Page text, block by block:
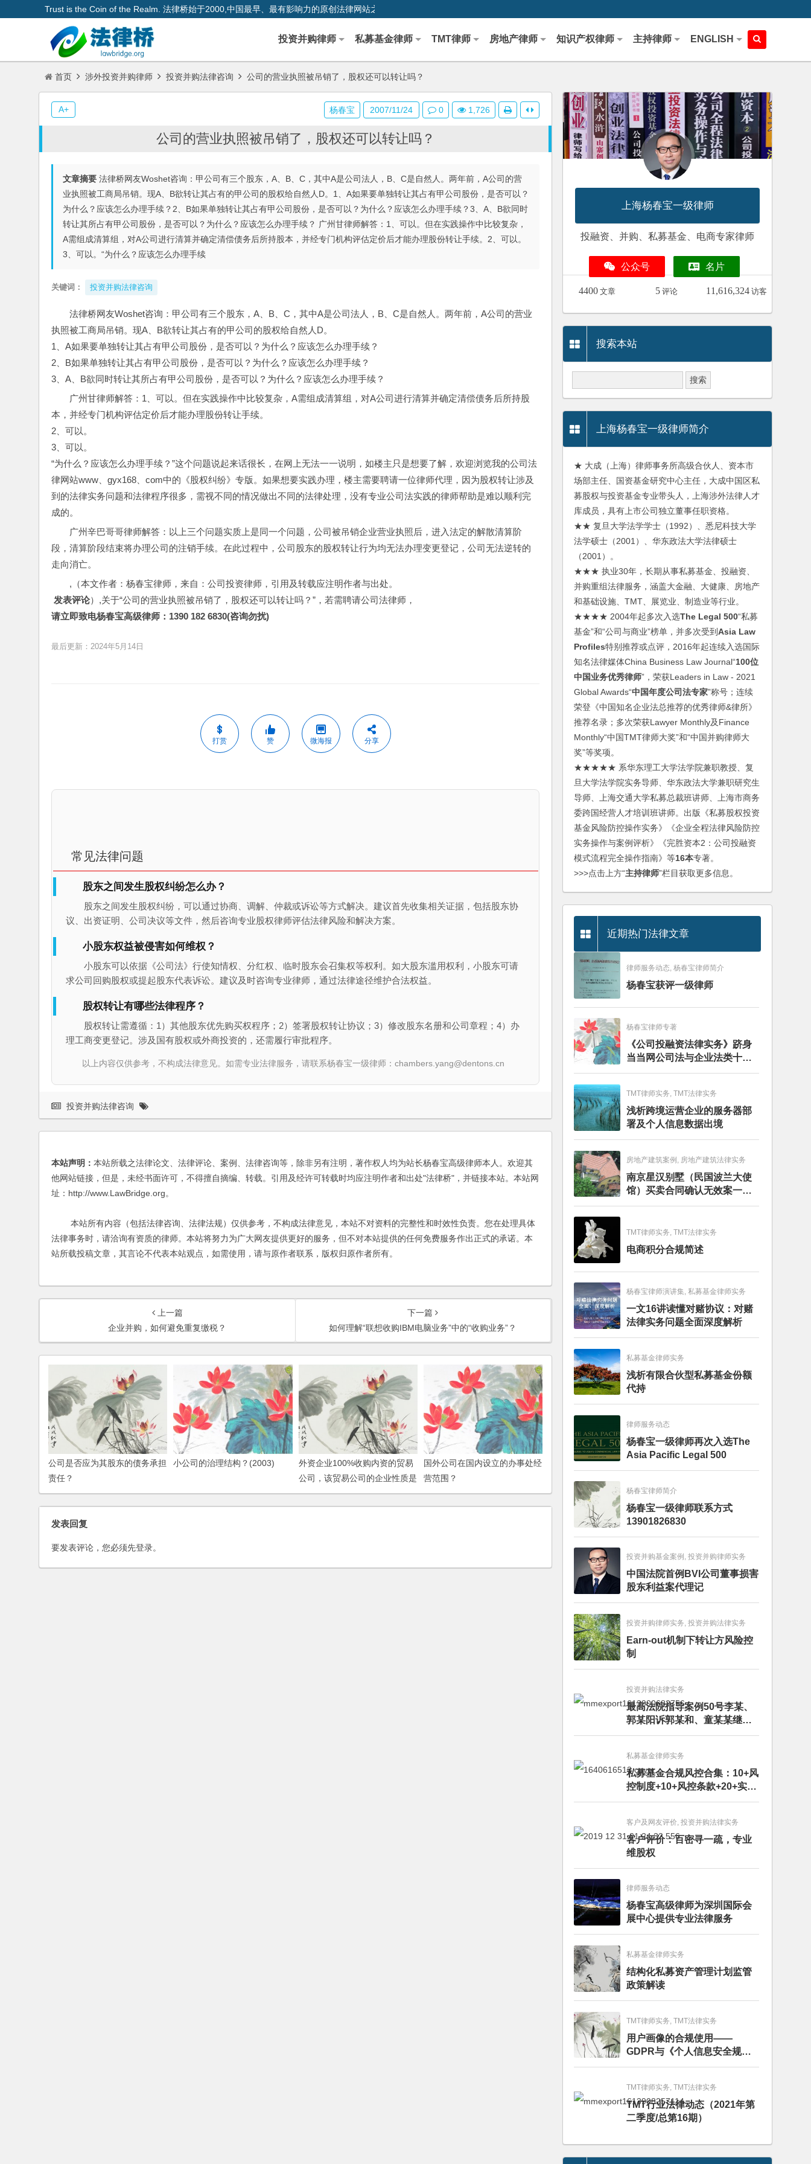
Trust is the Coin of the Realm. 法律桥始于2000,中国最早、最有影响力的原创法律网站之一
投资并购律师 私募基金律师 TMT律师 房地产律师 知识产权律师 主持律师 ENGLISH
首页 涉外投资并购律师 投资并购法律咨询 公司的营业执照被吊销了，股权还可以转让吗？
公司的营业执照被吊销了，股权还可以转让吗？
文章摘要 法律桥网友Woshet咨询：甲公司有三个股东，A、B、C，其中A是公司法人，B、C是自然人。两年前，A公司的营
业执照被工商局吊销。现A、B欲转让其占有的甲公司的股权给自然人D。1、A如果要单独转让其占有甲公司股份，是否可以？
为什么？应该怎么办理手续？2、B如果单独转让其占有甲公司股份，是否可以？为什么？应该怎么办理手续？3、A、B欲同时
转让其所占有甲公司股份，是否可以？为什么？应该怎么办理手续？ 广州甘律师解答：1、可以。但在实践操作中比较复杂，
A需组成清算组，对A公司进行清算并确定清偿债务后所持股本，并经专门机构评估定价后才能办理股份转让手续。2、可以。
3、可以。“为什么？应该怎么办理手续
关键词： 投资并购法律咨询
法律桥网友Woshet咨询：甲公司有三个股东，A、B、C，其中A是公司法人，B、C是自然人。两年前，A公司的营业
执照被工商局吊销。现A、B欲转让其占有的甲公司的股权给自然人D。
1、A如果要单独转让其占有甲公司股份，是否可以？为什么？应该怎么办理手续？
2、B如果单独转让其占有甲公司股份，是否可以？为什么？应该怎么办理手续？
3、A、B欲同时转让其所占有甲公司股份，是否可以？为什么？应该怎么办理手续？
广州甘律师解答：1、可以。但在实践操作中比较复杂，A需组成清算组，对A公司进行清算并确定清偿债务后所持股
本，并经专门机构评估定价后才能办理股份转让手续。
2、可以。
3、可以。
“为什么？应该怎么办理手续？”这个问题说起来话很长，在网上无法一一说明，如楼主只是想要了解，欢迎浏览我的公司法
律网站www、gyx168、com中的《股权纠纷》专版。如果想要实践办理，楼主需要聘请一位律师代理，因为股权转让涉及
到的法律实务问题和法律程序很多，需视不同的情况做出不同的法律处理，没有专业公司法实践的律师帮助是难以顺利完
成的。
广州辛巴哥哥律师解答：以上三个问题实质上是同一个问题，公司被吊销企业营业执照后，进入法定的解散清算阶
段，清算阶段结束将办理公司的注销手续。在此过程中，公司股东的股权转让行为均无法办理变更登记，公司无法逆转的
走向消亡。
,（本文作者：杨春宝律师，来自：公司投资律师，引用及转载应注明作者与出处。
发表评论）,关于“公司的营业执照被吊销了，股权还可以转让吗？”，若需聘请公司法律师，
请立即致电杨春宝高级律师：1390 182 6830(咨询勿扰)
最后更新：2024年5月14日
打赏 赞 微海报 分享
常见法律问题
股东之间发生股权纠纷怎么办？
股东之间发生股权纠纷，可以通过协商、调解、仲裁或诉讼等方式解决。建议首先收集相关证据，包括股东协
议、出资证明、公司决议等文件，然后咨询专业股权律师评估法律风险和解决方案。
小股东权益被侵害如何维权？
小股东可以依据《公司法》行使知情权、分红权、临时股东会召集权等权利。如大股东滥用权利，小股东可请
求公司回购股权或提起股东代表诉讼。建议及时咨询专业律师，通过法律途径维护合法权益。
股权转让有哪些法律程序？
股权转让需遵循：1）其他股东优先购买权程序；2）签署股权转让协议；3）修改股东名册和公司章程；4）办
理工商变更登记。涉及国有股权或外商投资的，还需履行审批程序。
以上内容仅供参考，不构成法律意见。如需专业法律服务，请联系杨春宝一级律师：chambers.yang@dentons.cn
杨春宝 2007/11/24 0 1,726
A+
投资并购法律咨询
本站声明： 本站所载之法律论文、法律评论、案例、法律咨询等，除非另有注明，著作权人均为站长杨春宝高级律师本人。欢迎其
他网站链接，但是，未经书面许可，不得擅自摘编、转载。引用及经许可转载时均应注明作者和出处"法律桥"，并链接本站。本站网
址：http://www.LawBridge.org。
本站所有内容（包括法律咨询、法律法规）仅供参考，不构成法律意见，本站不对资料的完整性和时效性负责。您在处理具体
法律事务时，请洽询有资质的律师。本站将努力为广大网友提供更好的服务，但不对本站提供的任何免费服务作出正式的承诺。本
站所载投稿文章，其言论不代表本站观点，如需使用，请与原作者联系，版权归原作者所有。
上一篇
企业并购，如何避免重复缴税？
下一篇
如何理解“联想收购IBM电脑业务”中的“收购业务”？
公司是否应为其股东的债务承担
责任？
小公司的治理结构？(2003)
外资企业100%收购内资的贸易
公司，该贸易公司的企业性质是
否改变？
国外公司在国内设立的办事处经
营范围？
发表回复
要发表评论，您必须先登录。
上海杨春宝一级律师
投融资、并购、私募基金、电商专家律师
公众号 名片
4400 文章 5 评论 11,616,324 访客
搜索本站
上海杨春宝一级律师简介
★ 大成（上海）律师事务所高级合伙人、资本市
场部主任、国资基金研究中心主任，大成中国区私
募股权与投资基金专业带头人，上海涉外法律人才
库成员，具有上市公司独立董事任职资格。
★★ 复旦大学法学学士（1992）、悉尼科技大学
法学硕士（2001）、华东政法大学法律硕士
（2001）。
★★★ 执业30年，长期从事私募基金、投融资、
并购重组法律服务，涵盖大金融、大健康、房地产
和基础设施、TMT、展览业、制造业等行业。
★★★★ 2004年起多次入选The Legal 500“私募
基金”和“公司与商业”榜单，并多次受到Asia Law
Profiles特别推荐或点评，2016年起连续入选国际
知名法律媒体China Business Law Journal“100位
中国业务优秀律师”，荣获Leaders in Law - 2021
Global Awards“中国年度公司法专家”称号；连续
荣登《中国知名企业法总推荐的优秀律师&律所》
推荐名录；多次荣获Lawyer Monthly及Finance
Monthly“中国TMT律师大奖”和“中国并购律师大
奖”等奖项。
★★★★★ 系华东理工大学法学院兼职教授、复
旦大学法学院实务导师、华东政法大学兼职研究生
导师、上海交通大学私募总裁班讲师、上海市商务
委跨国经营人才培训班讲师。出版《私募股权投资
基金风险防控操作实务》《企业全程法律风险防控
实务操作与案例评析》《完胜资本2：公司投融资
模式流程完全操作指南》等16本专著。
>>>点击上方“主持律师”栏目获取更多信息。
近期热门法律文章
律师服务动态, 杨春宝律师简介
杨春宝获评一级律师
杨春宝律师专著
《公司投融资法律实务》跻身
当当网公司法与企业法类十大
畅销图书榜
TMT律师实务, TMT法律实务
浅析跨境运营企业的服务器部
署及个人信息数据出境
房地产建筑案例, 房地产建筑法律实务
南京星汉别墅（民国波兰大使
馆）买卖合同确认无效案一审
判决书
TMT律师实务, TMT法律实务
电商积分合规简述
杨春宝律师演讲集, 私募基金律师实务
一文16讲读懂对赌协议：对赌
法律实务问题全面深度解析
私募基金律师实务
浅析有限合伙型私募基金份额
代持
律师服务动态
杨春宝一级律师再次入选The
Asia Pacific Legal 500
杨春宝律师简介
杨春宝一级律师联系方式
13901826830
投资并购基金案例, 投资并购律师实务
中国法院首例BVI公司董事损害
股东利益案代理记
投资并购律师实务, 投资并购法律实务
Earn-out机制下转让方风险控
制
投资并购法律实务
最高法院指导案例50号李某、
郭某阳诉郭某和、童某某继承
纠纷案
私募基金律师实务
私募基金合规风控合集：10+风
控制度+10+风控条款+20+实务
文章+每月动态
客户及网友评价, 投资并购法律实务
客户评价：百密寻一疏，专业
维股权
律师服务动态
杨春宝高级律师为深圳国际会
展中心提供专业法律服务
私募基金律师实务
结构化私募资产管理计划监管
政策解读
TMT律师实务, TMT法律实务
用户画像的合规使用——
GDPR与《个人信息安全规
范》的比较分析
TMT律师实务, TMT法律实务
TMT行业法律动态（2021年第
二季度/总第16期）